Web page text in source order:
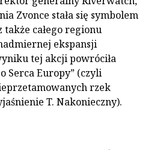
Zvonce stała się symbolem
całego regionu
ekspansji
tej akcji powróciła
Serca Europy” (czyli
rzek
T. Nakonieczny).